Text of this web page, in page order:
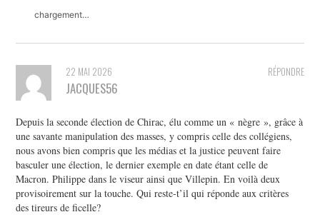
chargement…
RÉPONDRE
22 MAI 2026
JACQUES56
Depuis la seconde élection de Chirac, élu comme un « nègre », grâce à
une savante manipulation des masses, y compris celle des collégiens,
nous avons bien compris que les médias et la justice peuvent faire
basculer une élection, le dernier exemple en date étant celle de
Macron. Philippe dans le viseur ainsi que Villepin. En voilà deux
provisoirement sur la touche. Qui reste-t’il qui réponde aux critères
des tireurs de ficelle?